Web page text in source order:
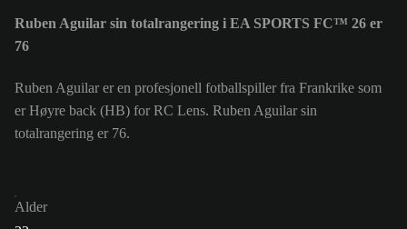
Ruben Aguilar sin totalrangering i EA SPORTS FC™ 26 er
76
Ruben Aguilar er en profesjonell fotballspiller fra Frankrike som
er Høyre back (HB) for RC Lens. Ruben Aguilar sin
totalrangering er 76.
Alder